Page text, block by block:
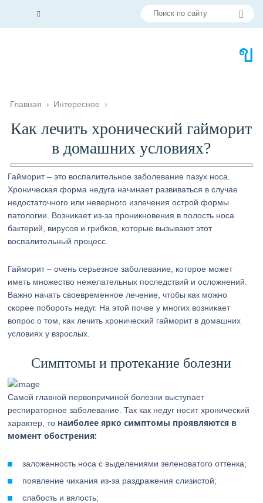
Главная › Интересное ›
Как лечить хронический гайморит
в домашних условиях?
Гайморит – это воспалительное заболевание пазух носа.
Хроническая форма недуга начинает развиваться в случае
недостаточного или неверного излечения острой формы
патологии. Возникает из-за проникновения в полость носа
бактерий, вирусов и грибков, которые вызывают этот
воспалительный процесс.
Гайморит – очень серьезное заболевание, которое может
иметь множество нежелательных последствий и осложнений.
Важно начать своевременное лечение, чтобы как можно
скорее побороть недуг. На этой почве у многих возникает
вопрос о том, как лечить хронический гайморит в домашних
условиях у взрослых.
Симптомы и протекание болезни
Самой главной первопричиной болезни выступает
респираторное заболевание. Так как недуг носит хронический
характер, то наиболее ярко симптомы проявляются в
момент обострения:
заложенность носа с выделениями зеленоватого оттенка;
появление чихания из-за раздражения слизистой;
слабость и вялость;